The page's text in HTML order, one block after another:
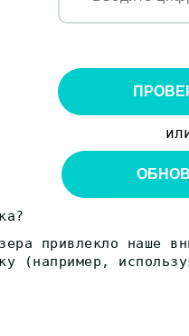
привлекло наше
(например,